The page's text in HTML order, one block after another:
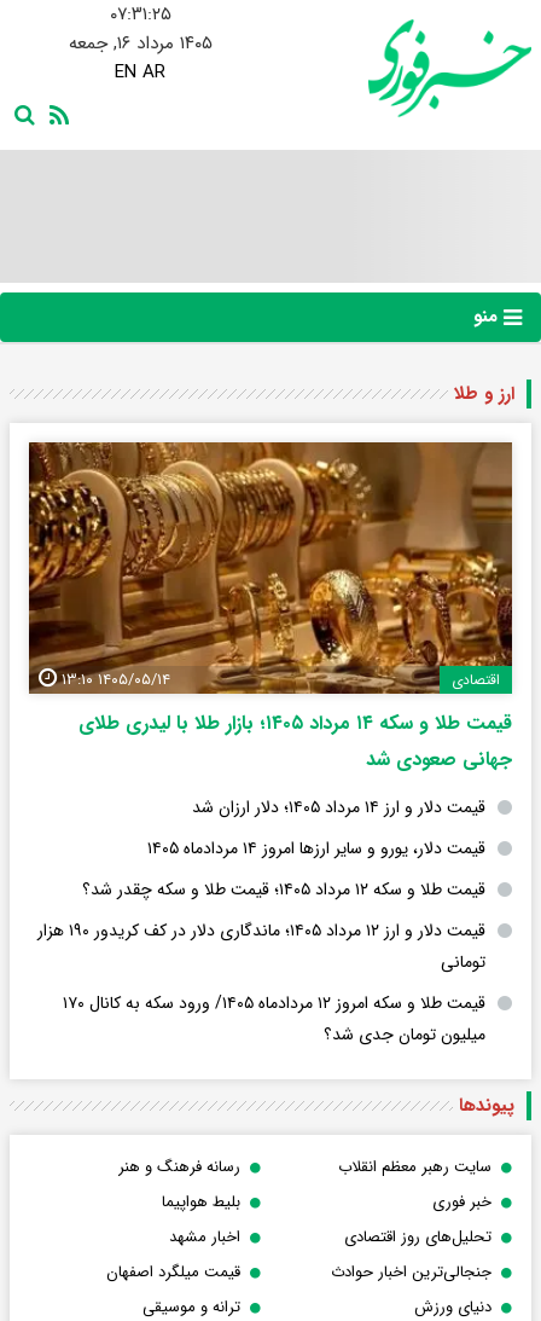
۰۷:۳۱:۲۵
۱۴۰۵ مرداد ۱۶, جمعه
EN AR
منو
ارز و طلا
اقتصادی ۱۴۰۵/۰۵/۱۴ ۱۳:۱۰
قیمت طلا و سکه ۱۴ مرداد ۱۴۰۵؛ بازار طلا با لیدری طلای
جهانی صعودی شد
قیمت دلار و ارز ۱۴ مرداد ۱۴۰۵؛ دلار ارزان شد
قیمت دلار، یورو و سایر ارزها امروز ۱۴ مردادماه ۱۴۰۵
قیمت طلا و سکه ۱۲ مرداد ۱۴۰۵؛ قیمت طلا و سکه چقدر شد؟
قیمت دلار و ارز ۱۲ مرداد ۱۴۰۵؛ ماندگاری دلار در کف کریدور ۱۹۰ هزار
تومانی
قیمت طلا و سکه امروز ۱۲ مردادماه ۱۴۰۵/ ورود سکه به کانال ۱۷۰
میلیون تومان جدی شد؟
پیوندها
سایت رهبر معظم انقلاب
رسانه فرهنگ و هنر
خبر فوری
بلیط هواپیما
تحلیل‌های روز اقتصادی
اخبار مشهد
جنجالی‌ترین اخبار حوادث
قیمت میلگرد اصفهان
دنیای ورزش
ترانه و موسیقی